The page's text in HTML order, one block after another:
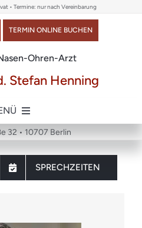
• Termine: nur nach Vereinbarung
Ohren-Arzt
TERMIN ONLINE BUCHEN
Stefan Henning
SPRECHZEITEN
32 • 10707 Berlin